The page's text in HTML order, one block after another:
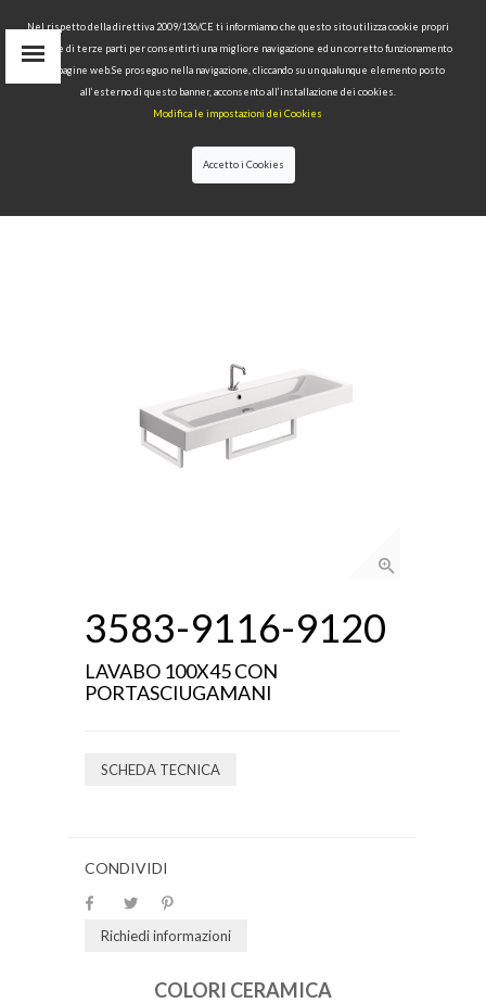
Area Riservata
COLLEZIONI >> CENTO
3583-9116-9120
LAVABO 100X45 CON
PORTASCIUGAMANI
SCHEDA TECNICA
CONDIVIDI
Richiedi informazioni
COLORI CERAMICA
Nel rispetto della direttiva 2009/136/CE ti informiamo che questo sito utilizza cookie propri
tecnici e di terze parti per consentirti una migliore navigazione ed un corretto funzionamento
delle pagine web.Se proseguo nella navigazione, cliccando su un qualunque elemento posto
all’esterno di questo banner, acconsento all’installazione dei cookies.
Modifica le impostazioni dei Cookies
Accetto i Cookies